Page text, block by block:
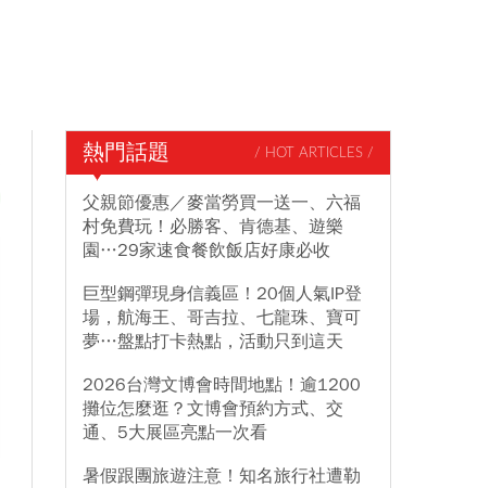
熱門話題 / HOT ARTICLES /
父親節優惠／麥當勞買一送一、六福
村免費玩！必勝客、肯德基、遊樂
園…29家速食餐飲飯店好康必收
巨型鋼彈現身信義區！20個人氣IP登
場，航海王、哥吉拉、七龍珠、寶可
夢…盤點打卡熱點，活動只到這天
2026台灣文博會時間地點！逾1200
攤位怎麼逛？文博會預約方式、交
通、5大展區亮點一次看
暑假跟團旅遊注意！知名旅行社遭勒